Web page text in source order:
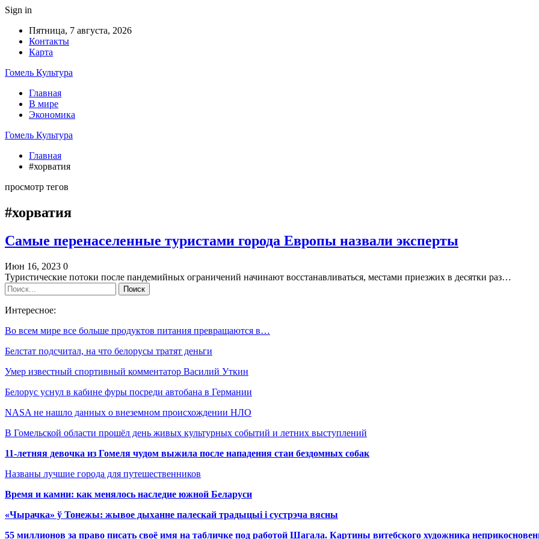
Sign in
Пятница, 7 августа, 2026
Контакты
Карта
Гомель Культура
Главная
В мире
Экономика
Гомель Культура
Главная
#хорватия
просмотр тегов
#хорватия
Самые перенаселенные туристами города Европы назвали эксперты
Июн 16, 2023 0
Туристические потоки после пандемийных ограничений начинают восстанавливаться, местами приезжих в десятки раз…
Интересное:
Во всем мире все больше продуктов питания превращаются в…
Белстат подсчитал, на что белорусы тратят деньги
Умер известный спортивный комментатор Василий Уткин
Белорус уснул в кабине фуры посреди автобана в Германии
NASA не нашло данных о внеземном происхождении НЛО
В Гомельской области прошёл день живых культурных событий и летних выступлений
11-летняя девочка из Гомеля чудом выжила после нападения стаи бездомных собак
Названы лучшие города для путешественников
Время и камни: как менялось наследие южной Беларуси
«Чырачка» ў Тонежы: жывое дыханне палескай традыцыі і сустрэча вясны
55 миллионов за право писать своё имя на табличке под работой Шагала. Картины витебского художника